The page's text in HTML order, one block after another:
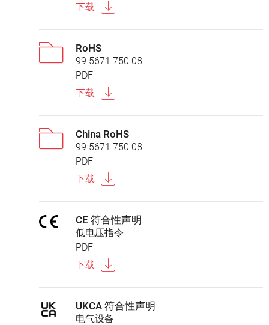
下载
RoHS
99 5671 750 08
PDF
下载
China RoHS
99 5671 750 08
PDF
下载
CE 符合性声明
低电压指令
PDF
下载
UKCA 符合性声明
电气设备